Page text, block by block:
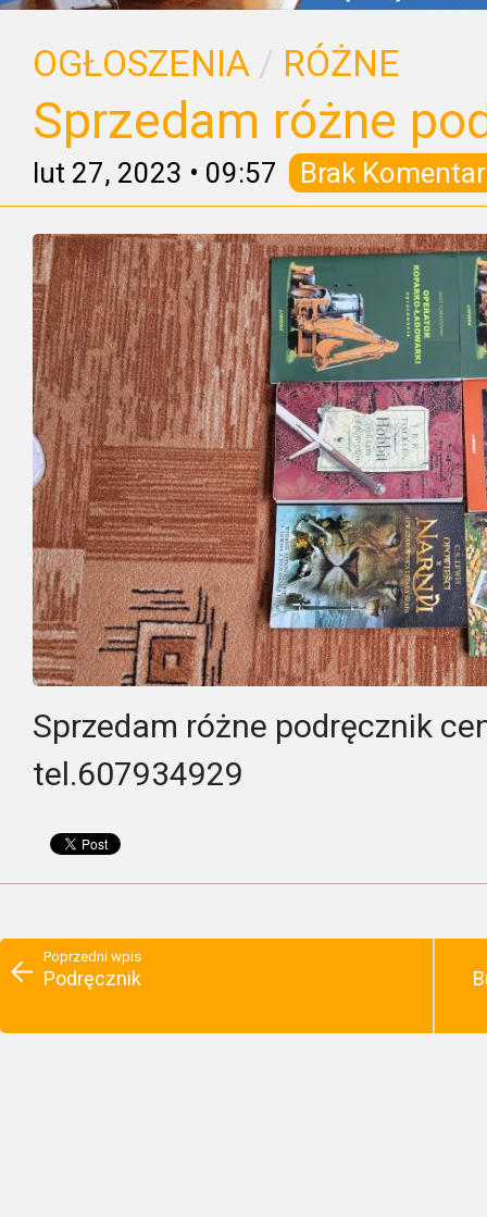
OGŁOSZENIA / RÓŻNE
Sprzedam różne
lut 27, 2023 • 09:57 Brak
Sprzedam różne podręcznik
tel.607934929
Poprzedni wpis
Podręcznik